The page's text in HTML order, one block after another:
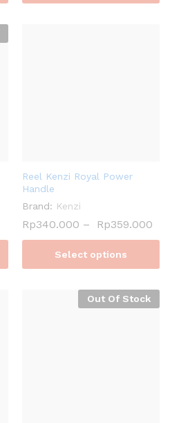
Reel Kenzi Royal Power
Handle
Brand: Kenzi
Rp340.000 – Rp359.000
Select options
Out Of Stock